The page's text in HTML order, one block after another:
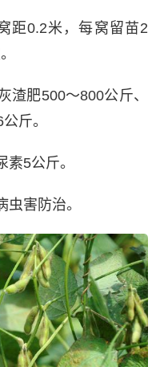
距0.2米，每窝留苗2
渣肥500～800公斤、
斤。
5公斤。
害防治。